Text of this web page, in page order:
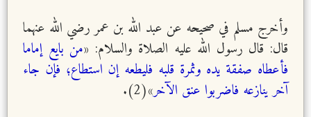
وأخرج مسلم في صحيحه عن عبد الله بن عمر رضي الله عنهما
قال: قال رسول الله عليه الصلاة والسلام: «من بايع إماما
فأعطاه صفقة يده وثمرة قلبه فليطعه إن استطاع؛ فإن جاء
آخر ينازعه فاضربوا عنق الآخر»(2).